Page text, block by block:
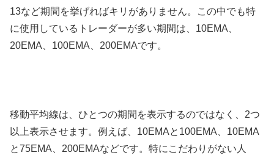
13など期間を挙げればキリがありません。この中でも特
に使用しているトレーダーが多い期間は、10EMA、
20EMA、100EMA、200EMAです。
移動平均線は、ひとつの期間を表示するのではなく、2つ
以上表示させます。例えば、10EMAと100EMA、10EMA
と75EMA、200EMAなどです。特にこだわりがない人